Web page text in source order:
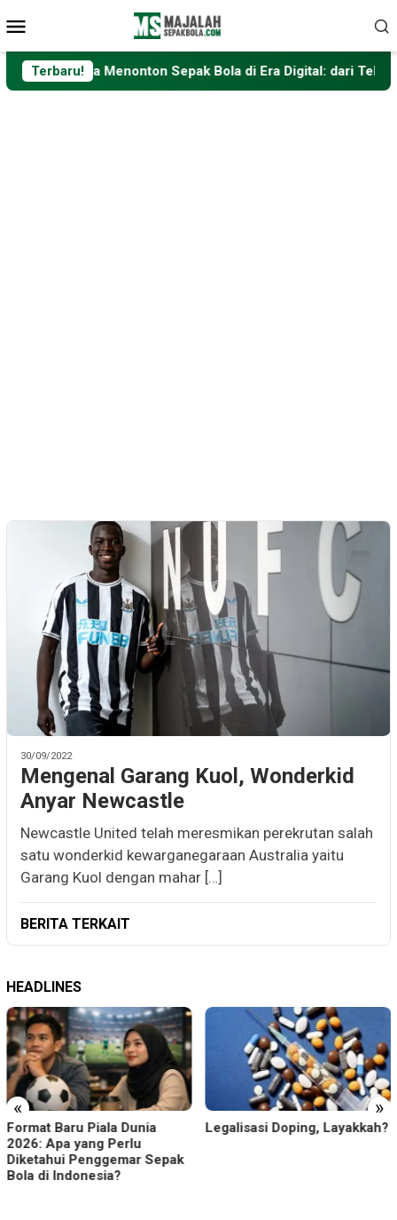
ke
kontenMobile
Terbaru!
Cara Menonton Sepak Bola di Era Digital: dari Televisi
30/09/2022
Mengenal Garang Kuol, Wonderkid
Anyar Newcastle
Newcastle United telah meresmikan perekrutan salah
satu wonderkid kewarganegaraan Australia yaitu
Garang Kuol dengan mahar […]
BERITA TERKAIT
HEADLINES
« »
Format Baru Piala Dunia
2026: Apa yang Perlu
Diketahui Penggemar Sepak
Bola di Indonesia?
Legalisasi Doping, Layakkah?